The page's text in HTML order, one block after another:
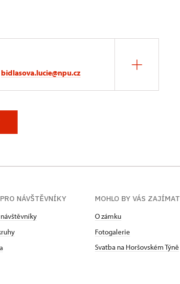
bidlasova.lucie@npu.cz
NÁVŠTĚVNÍKY
MOHLO BY VÁS ZAJÍMAT
O zámku
Fotogalerie
Svatba na Horšovském Týně